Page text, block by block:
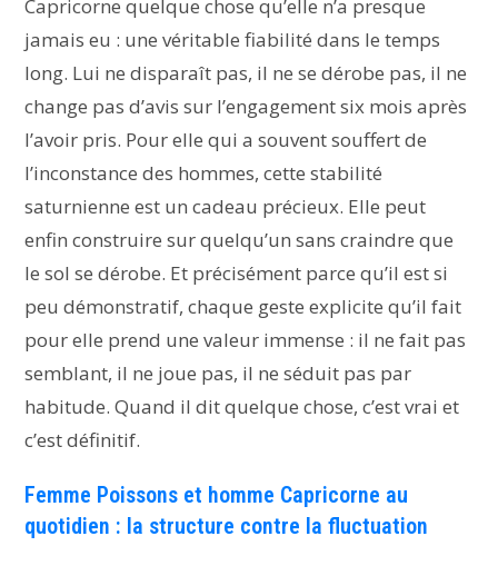
Capricorne quelque chose qu’elle n’a presque
jamais eu : une véritable fiabilité dans le temps
long. Lui ne disparaît pas, il ne se dérobe pas, il ne
change pas d’avis sur l’engagement six mois après
l’avoir pris. Pour elle qui a souvent souffert de
l’inconstance des hommes, cette stabilité
saturnienne est un cadeau précieux. Elle peut
enfin construire sur quelqu’un sans craindre que
le sol se dérobe. Et précisément parce qu’il est si
peu démonstratif, chaque geste explicite qu’il fait
pour elle prend une valeur immense : il ne fait pas
semblant, il ne joue pas, il ne séduit pas par
habitude. Quand il dit quelque chose, c’est vrai et
c’est définitif.
Femme Poissons et homme Capricorne au
quotidien : la structure contre la fluctuation